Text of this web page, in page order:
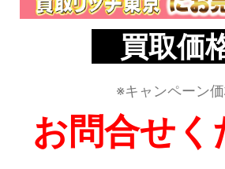
買取価
※キャンペーン
お問合せく